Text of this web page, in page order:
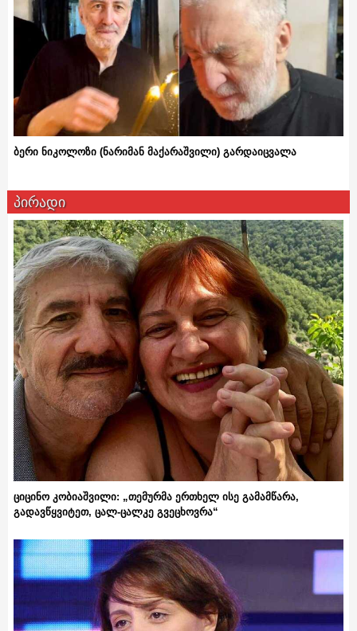
ბერი ნიკოლოზი (ნარიმან მაქარაშვილი) გარდაიცვალა
პირადი
ციცინო კობიაშვილი: „თემურმა ერთხელ ისე გამამწარა,
გადავწყვიტეთ, ცალ-ცალკე გვეცხოვრა“